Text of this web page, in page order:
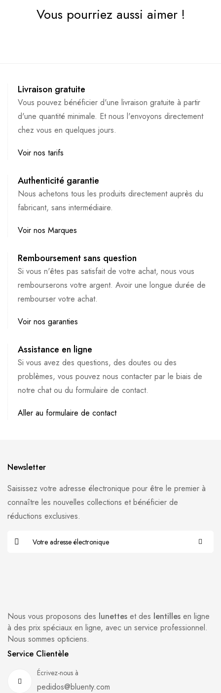
Vous pourriez aussi aimer !
Livraison gratuite
Vous pouvez bénéficier d'une livraison gratuite à partir
d'une quantité minimale. Et nous l'envoyons directement
chez vous en quelques jours.
Voir nos tarifs
Authenticité garantie
Nous achetons tous les produits directement auprès du
fabricant, sans intermédiaire.
Voir nos Marques
Remboursement sans question
Si vous n'êtes pas satisfait de votre achat, nous vous
rembourserons votre argent. Avoir une longue durée de
rembourser votre achat.
Voir nos garanties
Assistance en ligne
Si vous avez des questions, des doutes ou des
problèmes, vous pouvez nous contacter par le biais de
notre chat ou du formulaire de contact.
Aller au formulaire de contact
Nous vous proposons des lunettes et des lentilles en ligne
à des prix spéciaux en ligne, avec un service professionnel.
Nous sommes opticiens.
Service Clientèle
Écrivez-nous à
pedidos@bluenty.com
Newsletter
Saisissez votre adresse électronique pour être le premier à
connaître les nouvelles collections et bénéficier de
réductions exclusives.